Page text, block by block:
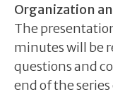
Organization
The
minutes will be
questions and
end of the